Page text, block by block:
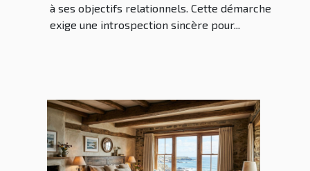
à ses objectifs relationnels. Cette démarche
exige une introspection sincère pour...